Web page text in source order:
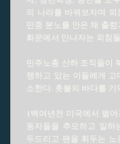
의 나라를 바꿔보자며
민중 분노를 안은 채 출
화문에서 만나자는 외침
민주노총 산하 조직들이
쟁하고 있는 이들에게
소한다. 촛불의 바다를
1백여년전 미국에서 벌
동자들을 추모하고 일하
두드리고 팬을 휘두는